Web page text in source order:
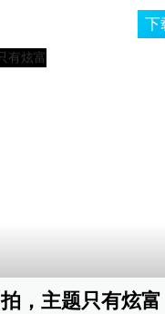
下
，主题只有炫富